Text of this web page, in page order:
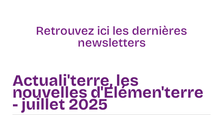
Retrouvez ici les dernières
newsletters
Actuali'terre, les
nouvelles d'Elémen'terre
- juillet 2025